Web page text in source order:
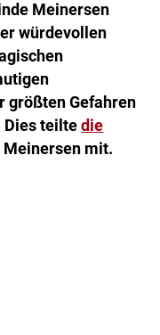
Meinersen
würdevollen
größten Gefahren
Dies teiltedie
mit.